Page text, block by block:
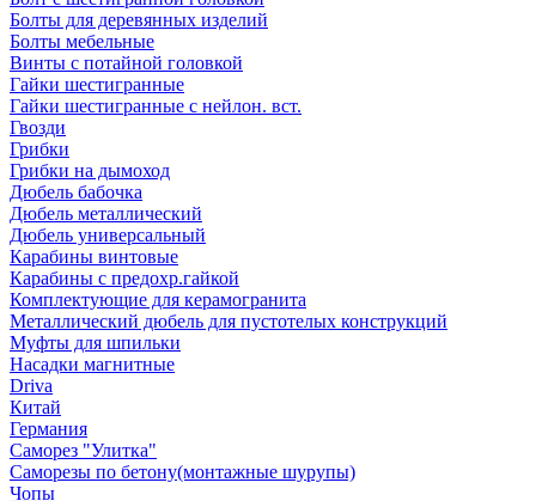
Болты для деревянных изделий
Болты мебельные
Винты с потайной головкой
Гайки шестигранные
Гайки шестигранные с нейлон. вст.
Гвозди
Грибки
Грибки на дымоход
Дюбель бабочка
Дюбель металлический
Дюбель универсальный
Карабины винтовые
Карабины с предохр.гайкой
Комплектующие для керамогранита
Металлический дюбель для пустотелых конструкций
Муфты для шпильки
Насадки магнитные
Driva
Китай
Германия
Саморез "Улитка"
Саморезы по бетону(монтажные шурупы)
Чопы